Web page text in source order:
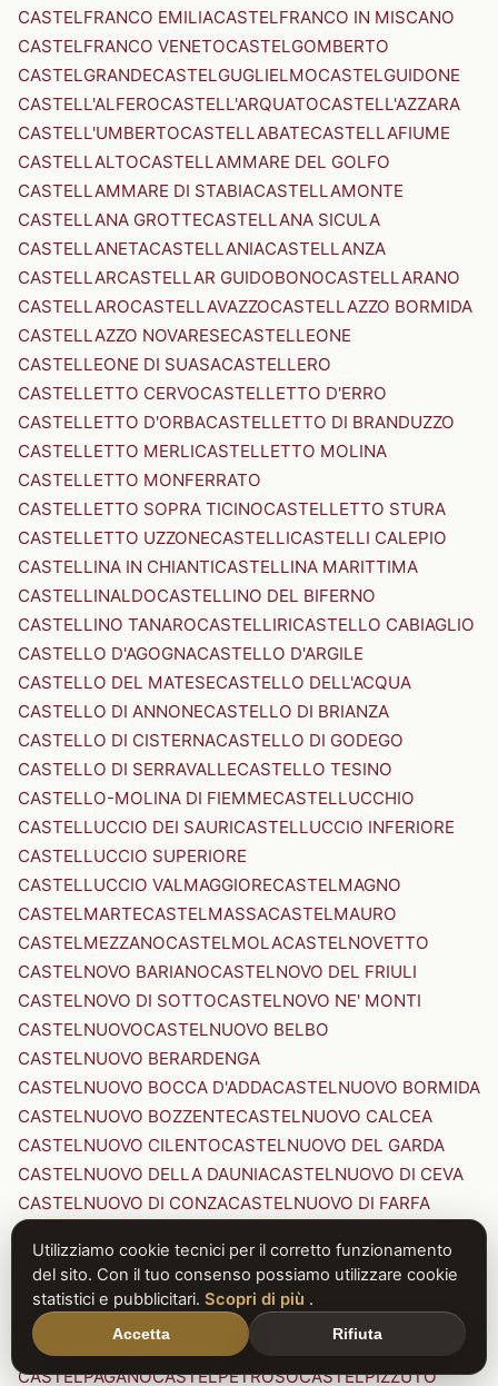
CASTELFRANCO EMILIACASTELFRANCO IN MISCANO
CASTELFRANCO VENETOCASTELGOMBERTO
CASTELGRANDECASTELGUGLIELMOCASTELGUIDONE
CASTELL'ALFEROCASTELL'ARQUATOCASTELL'AZZARA
CASTELL'UMBERTOCASTELLABATECASTELLAFIUME
CASTELLALTOCASTELLAMMARE DEL GOLFO
CASTELLAMMARE DI STABIACASTELLAMONTE
CASTELLANA GROTTECASTELLANA SICULA
CASTELLANETACASTELLANIACASTELLANZA
CASTELLARCASTELLAR GUIDOBONOCASTELLARANO
CASTELLAROCASTELLAVAZZOCASTELLAZZO BORMIDA
CASTELLAZZO NOVARESECASTELLEONE
CASTELLEONE DI SUASACASTELLERO
CASTELLETTO CERVOCASTELLETTO D'ERRO
CASTELLETTO D'ORBACASTELLETTO DI BRANDUZZO
CASTELLETTO MERLICASTELLETTO MOLINA
CASTELLETTO MONFERRATO
CASTELLETTO SOPRA TICINOCASTELLETTO STURA
CASTELLETTO UZZONECASTELLICASTELLI CALEPIO
CASTELLINA IN CHIANTICASTELLINA MARITTIMA
CASTELLINALDOCASTELLINO DEL BIFERNO
CASTELLINO TANAROCASTELLIRICASTELLO CABIAGLIO
CASTELLO D'AGOGNACASTELLO D'ARGILE
CASTELLO DEL MATESECASTELLO DELL'ACQUA
CASTELLO DI ANNONECASTELLO DI BRIANZA
CASTELLO DI CISTERNACASTELLO DI GODEGO
CASTELLO DI SERRAVALLECASTELLO TESINO
CASTELLO-MOLINA DI FIEMMECASTELLUCCHIO
CASTELLUCCIO DEI SAURICASTELLUCCIO INFERIORE
CASTELLUCCIO SUPERIORE
CASTELLUCCIO VALMAGGIORECASTELMAGNO
CASTELMARTECASTELMASSACASTELMAURO
CASTELMEZZANOCASTELMOLACASTELNOVETTO
CASTELNOVO BARIANOCASTELNOVO DEL FRIULI
CASTELNOVO DI SOTTOCASTELNOVO NE' MONTI
CASTELNUOVOCASTELNUOVO BELBO
CASTELNUOVO BERARDENGA
CASTELNUOVO BOCCA D'ADDACASTELNUOVO BORMIDA
CASTELNUOVO BOZZENTECASTELNUOVO CALCEA
CASTELNUOVO CILENTOCASTELNUOVO DEL GARDA
CASTELNUOVO DELLA DAUNIACASTELNUOVO DI CEVA
CASTELNUOVO DI CONZACASTELNUOVO DI FARFA
CASTELNUOVO DI PORTO CASTELNUOVO DON BOSCO
CASTELNUOVO MAGRACASTELNUOVO NIGRA
CASTELNUOVO PARANOCASTELNUOVO RANGONE
CASTELNUOVO SCRIVIA
CASTELNUOVO VAL DI CECINA
CASTELPAGANOCASTELPETROSOCASTELPIZZUTO
Utilizziamo cookie tecnici per il corretto funzionamento
del sito. Con il tuo consenso possiamo utilizzare cookie
statistici e pubblicitari. Scopri di più .
Accetta Rifiuta